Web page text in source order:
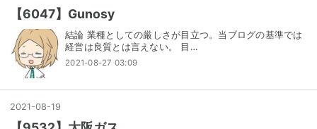
【6047】Gunosy
結論 業種としての厳しさが目立つ。当ブログの基準では
経営は良質とは言えない。 目…
2021-08-27 03:09
2021 -08-19